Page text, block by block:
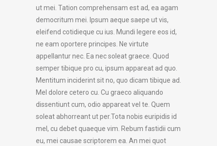
ut mei. Tation comprehensam est ad, ea agam
democritum mei. Ipsum aeque saepe ut vis,
eleifend cotidieque cu ius. Mundi legere eos id,
ne eam oportere principes. Ne virtute
appellantur nec. Ea nec soleat graece. Quod
semper tibique pro cu, ipsum appareat ad quo.
Mentitum inciderint sit no, quo dicam tibique ad.
Mel dolore cetero cu. Cu graeco aliquando
dissentiunt cum, odio appareat vel te. Quem
soleat abhorreant ut per.Tota nobis euripidis id
mel, cu debet quaeque vim. Rebum fastidii cum
eu, mei causae scriptorem ea. An mei quot